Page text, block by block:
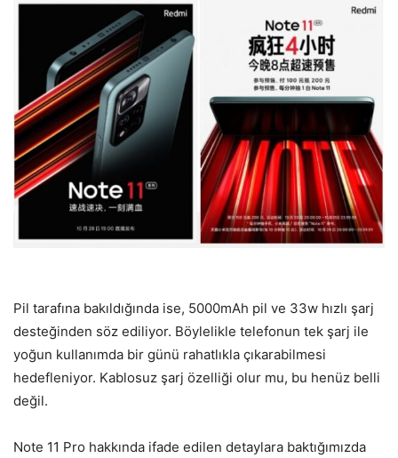
Pil tarafına bakıldığında ise, 5000mAh pil ve 33w hızlı şarj
desteğinden söz ediliyor. Böylelikle telefonun tek şarj ile
yoğun kullanımda bir günü rahatlıkla çıkarabilmesi
hedefleniyor. Kablosuz şarj özelliği olur mu, bu henüz belli
değil.
Note 11 Pro hakkında ifade edilen detaylara baktığımızda